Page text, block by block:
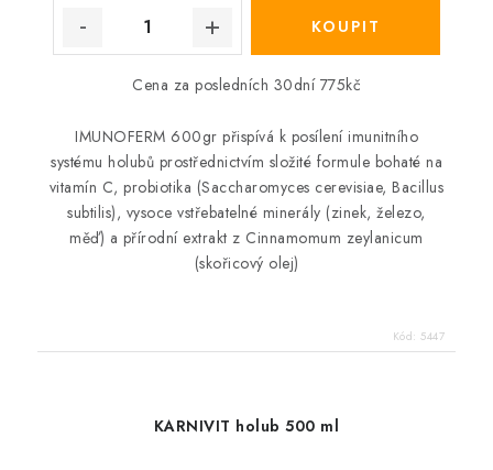
Cena za posledních 30dní 775kč
IMUNOFERM 600gr přispívá k posílení imunitního
systému holubů prostřednictvím složité formule bohaté na
vitamín C, probiotika (Saccharomyces cerevisiae, Bacillus
subtilis), vysoce vstřebatelné minerály (zinek, železo,
měď) a přírodní extrakt z Cinnamomum zeylanicum
(skořicový olej)
Kód: 5447
KARNIVIT holub 500 ml